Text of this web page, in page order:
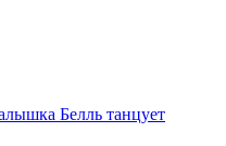
Белль танцует